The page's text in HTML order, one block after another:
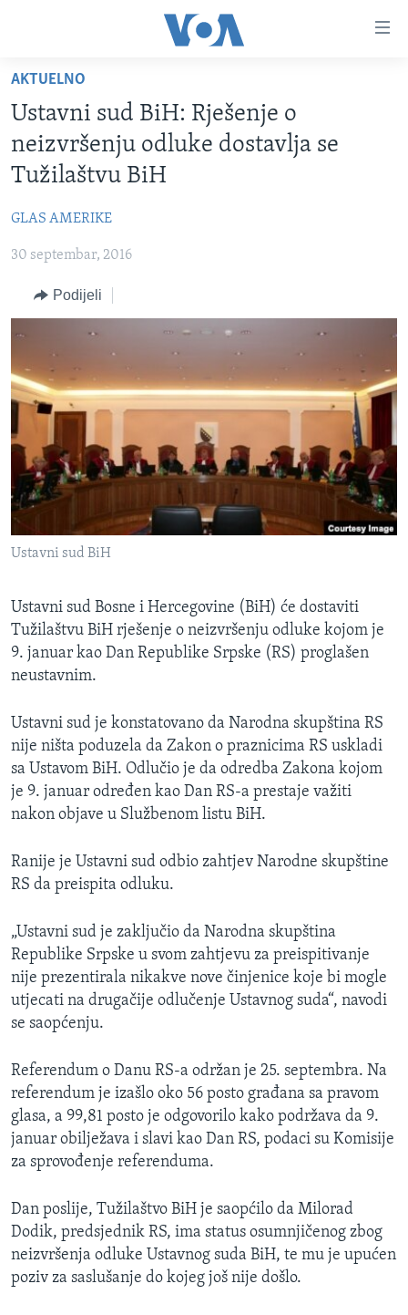
glavni
sadržaj
na
glavnu
Idi
na
FOTOGRAFIJE DANA
BOSNA I HERCEGOVINA
SVIJET
NAUKA I TEHNOLOGIJA
SPECIJALNI PROJEKTI
KORUPCIJA
ŽENSKA STRANA
IZBJEGLIČKA STRANA
MAGAZIN
O GLASU AMERIKE
Learning English
PRATITE NAS
AKTUELNO
Ustavni sud BiH: Rješenje o
neizvršenju odluke dostavlja se
Tužilaštvu BiH
GLAS AMERIKE
30 septembar, 2016
Podijeli
Ustavni sud BiH
Ustavni sud Bosne i Hercegovine (BiH) će dostaviti
Tužilaštvu BiH rješenje o neizvršenju odluke kojom je
9. januar kao Dan Republike Srpske (RS) proglašen
neustavnim.
Ustavni sud je konstatovano da Narodna skupština RS
nije ništa poduzela da Zakon o praznicima RS uskladi
sa Ustavom BiH. Odlučio je da odredba Zakona kojom
je 9. januar određen kao Dan RS-a prestaje važiti
nakon objave u Službenom listu BiH.
Ranije je Ustavni sud odbio zahtjev Narodne skupštine
RS da preispita odluku.
„Ustavni sud je zaključio da Narodna skupština
Republike Srpske u svom zahtjevu za preispitivanje
nije prezentirala nikakve nove činjenice koje bi mogle
utjecati na drugačije odlučenje Ustavnog suda“, navodi
se saopćenju.
Referendum o Danu RS-a održan je 25. septembra. Na
referendum je izašlo oko 56 posto građana sa pravom
glasa, a 99,81 posto je odgovorilo kako podržava da 9.
januar obilježava i slavi kao Dan RS, podaci su Komisije
za sprovođenje referenduma.
Dan poslije, Tužilaštvo BiH je saopćilo da Milorad
Dodik, predsjednik RS, ima status osumnjičenog zbog
neizvršenja odluke Ustavnog suda BiH, te mu je upućen
poziv za saslušanje do kojeg još nije došlo.